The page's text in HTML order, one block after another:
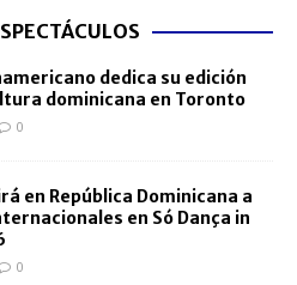
dedica su edición
dominicana en Toronto
0
en República Dominicana a
en Só Dança in
0